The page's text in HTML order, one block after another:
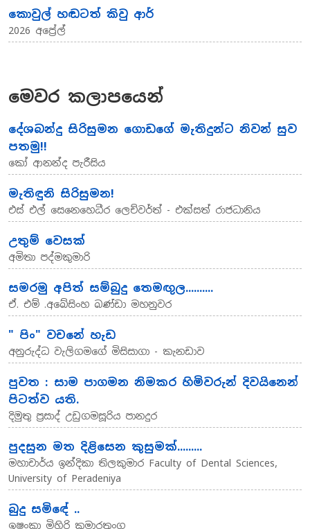
කොවුල් හඬටත් කිවු ආර්
2026 අප්‍රේල්
මෙවර කලාපයෙන්
දේශබන්දු සිරිසුමන ගොඩගේ මැතිදුන්ට නිවන් සුව
පතමු!!
කෝ ආනන්ද පැරීසිය
මැතිඳුනි සිරිසුමන!
එස් එල් සෙනෙහෙධීර ලෙච්වර්ත් - එක්සත් රාජධානිය
උතුම් වෙසක්
අමිතා පද්මකුමාරි
සමරමු අපිත් සම්බුදු තෙමඟුල..........
ඒ. එම් .අබේසිංහ බණ්ඩා මහනුවර
" පිං" වචනේ හැඩ
අනුරුද්ධ වැලිගමගේ මිසිසාගා - කැනඩාව
පුවත : සාම පාගමන නිමකර හිමිවරුන් දිවයිනෙන්
පිටත්ව යති.
දිමුතු ප්‍රසාද් උඩුගමසූරිය පානදුර
පුදසුන මත දිළිසෙන කුසුමක්.........
මහාචාර්ය ඉන්දිකා තිලකුමාර Faculty of Dental Sciences,
University of Peradeniya
බුදු සමිඳේ ..
ඉෂංකා මිහිරි කුමාරතුංග